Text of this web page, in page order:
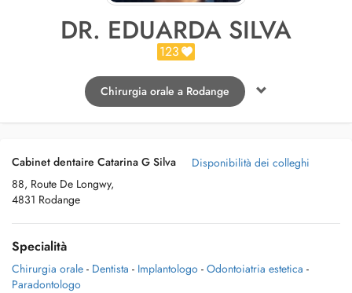
DR. EDUARDA SILVA
123
Chirurgia orale a Rodange
Cabinet dentaire Catarina G Silva
88, Route De Longwy,
4831 Rodange
Disponibilità dei colleghi
Specialità
Chirurgia orale - Dentista - Implantologo - Odontoiatria estetica -
Paradontologo